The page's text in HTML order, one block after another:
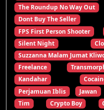
The Roundup No Way Out
Dont Buy The Seller
FPS First Person Shooter
Silent Night
Suzzanna Malam Jumat
Freelance
Kandahar
Perjamuan Iblis
Jawan
Tim
Crypto Boy